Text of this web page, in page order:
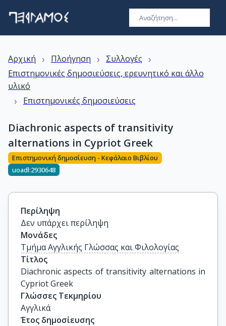
Αρχική › Πλοήγηση › Συλλογές ›
Επιστημονικές δημοσιεύσεις, ερευνητικό και άλλο
υλικό
› Επιστημονικές δημοσιεύσεις
Diachronic aspects of transitivity
alternations in Cypriot Greek
Επιστημονική δημοσίευση - Κεφάλαιο Βιβλίου
uoadl:2930648
Περίληψη
Δεν υπάρχει περίληψη
Μονάδες
Τμήμα Αγγλικής Γλώσσας και Φιλολογίας
Τίτλος
Diachronic aspects of transitivity alternations in
Cypriot Greek
Γλώσσες Τεκμηρίου
Αγγλικά
Έτος δημοσίευσης